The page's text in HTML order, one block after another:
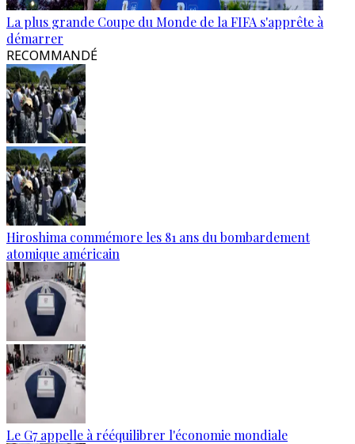
La plus grande Coupe du Monde de la FIFA s'apprête à
démarrer
RECOMMANDÉ
Hiroshima commémore les 81 ans du bombardement
atomique américain
Le G7 appelle à rééquilibrer l'économie mondiale